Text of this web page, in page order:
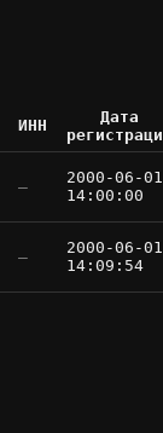
ИНН
Дата
—
2000-06-01
14:00:00
—
2000-06-01
14:09:54